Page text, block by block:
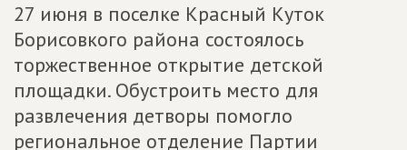
27 июня в поселке Красный Куток
Борисовкого района состоялось
торжественное открытие детской
площадки. Обустроить место для
развлечения детворы помогло
региональное отделение Партии